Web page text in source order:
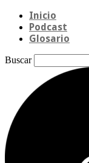
Inicio
Podcast
Glosario
Buscar